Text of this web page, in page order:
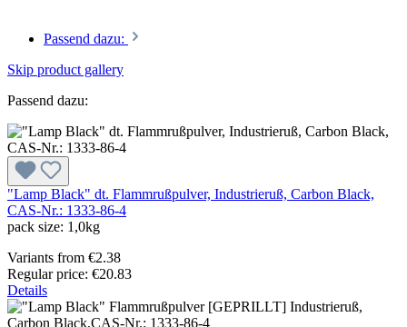
Passend dazu:
Skip product gallery
Passend dazu:
"Lamp Black" dt. Flammrußpulver, Industrieruß, Carbon Black,
CAS-Nr.: 1333-86-4
pack size: 1,0kg
Variants from €2.38
Regular price: €20.83
Details